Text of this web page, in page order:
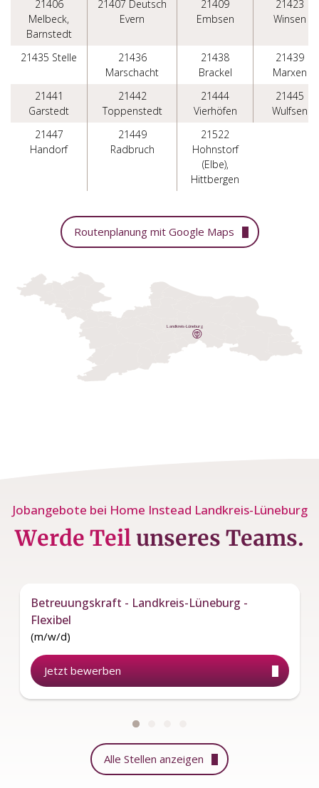
Melbeck,
Barnstedt
Evern
Embsen
Winsen
21435 Stelle
21436
Marschacht
21438
Brackel
21439
Marxen
21441
Garstedt
21442
Toppenstedt
21444
Vierhöfen
21445
Wulfsen
21447
Handorf
21449
Radbruch
21522
Hohnstorf
(Elbe),
Hittbergen
Routenplanung mit Google Maps
Jobangebote bei Home Instead Landkreis-Lüneburg
Werde Teil unseres Teams.
Betreuungskraft - Landkreis-Lüneburg -
Flexibel
(m/w/d)
Jetzt bewerben
Alle Stellen anzeigen